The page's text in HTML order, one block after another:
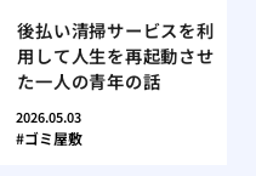
後払い清掃サービスを利
用して人生を再起動させ
た一人の青年の話
2026.05.03
ゴミ屋敷